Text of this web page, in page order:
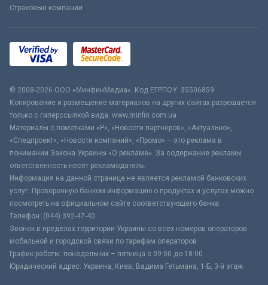
Страховые компании
© 2008-2026 ООО «МинфинМедиа». Код ЕГРПОУ: 35506859
Копирование и размещение материалов на других сайтах разрешается
только с гиперссылкой вида: www.minfin.com.ua
Материалы с пометками «Р», «Новости партнёров», «Актуально»,
«Спецпроект», «Новости компаний», «Промо» – это реклама в
понимании Закона Украины «О рекламе». За содержание рекламы
ответственность несёт рекламодатель.
Информация на данной странице не является рекламой банковских
услуг. Проверенную банком информацию о продуктах и услугах можно
посмотреть на официальном сайте соответствующего банка.
Телефон: (044) 392-47-40
Звонок в пределах территории Украины со всех номеров операторов
мобильной и городской связи по тарифам операторов
График работы: понедельник – пятница с 09:00 до 18:00
Юридический адрес: Украина, Киев, Вадима Гетьмана, 1-Б, 3-й этаж